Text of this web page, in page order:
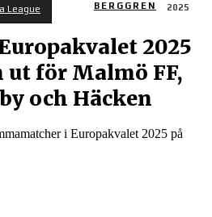
League BERGGREN 2025
2025
ut för Malmö FF,
och Häcken